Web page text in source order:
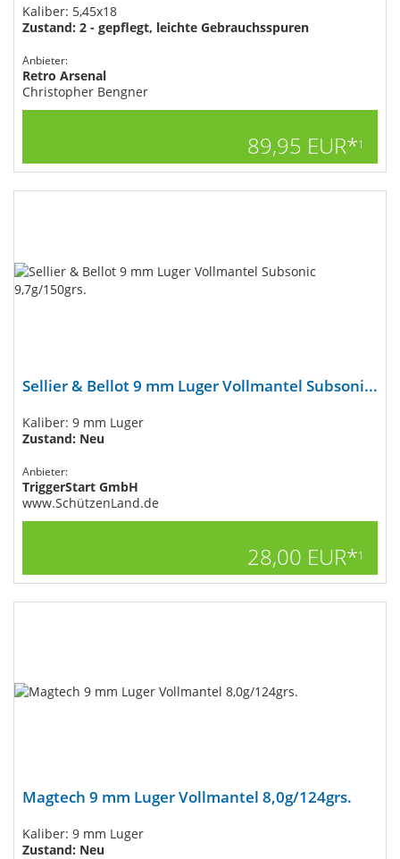
Kaliber: 5,45x18
Zustand: 2 - gepflegt, leichte Gebrauchsspuren
Anbieter:
Retro Arsenal
Christopher Bengner
89,95 EUR*1
Sellier & Bellot 9 mm Luger Vollmantel Subsoni...
Kaliber: 9 mm Luger
Zustand: Neu
Anbieter:
TriggerStart GmbH
www.SchützenLand.de
28,00 EUR*1
Magtech 9 mm Luger Vollmantel 8,0g/124grs.
Kaliber: 9 mm Luger
Zustand: Neu